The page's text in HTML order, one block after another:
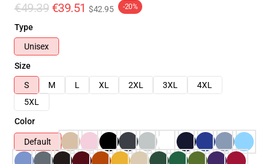
€49.39 €39.51 $42.95 -20%
Type
Unisex
Size
S
M L XL 2XL 3XL
4XL
5XL
Color
Default